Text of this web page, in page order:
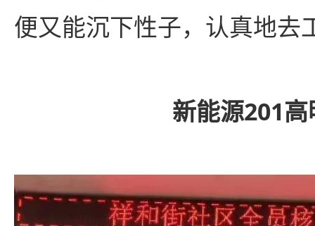
便又能沉下性子，认真地去
新能源201高